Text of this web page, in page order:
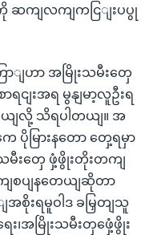
ေ့ကို ဆကျလကျကငြျးပပွု
ောျဟာ အမြိုးသမီးတှေ
ငျးအရ မွနျမာ့လူဦးရ
ယျလို့ သိရပါတယျ။ အ
ပိုမြားနတော တှေ့ရမှာ
မီးတှေ ဖှံ့ဖွိုးတိုးတကျ
ျစပျနတေယျဆိုတာ
အစိုးရမူဝါဒ ခမြှတျသူ
၊အမြိုးသမီးတှဖှေံ့ဖွိုး